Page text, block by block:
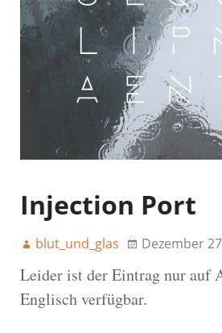
Injection Port
blut_und_glas Dezember
Leider ist der Eintrag nur auf
Englisch verfügbar.